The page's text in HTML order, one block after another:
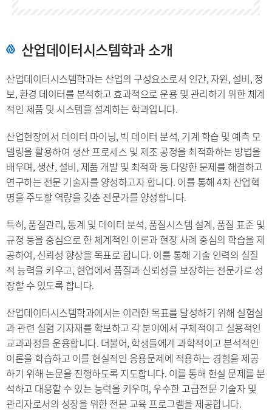
산업데이터시스템학과 소개
산업데이터시스템학과는 산업의 구성요소로서 인간, 자원, 설비, 정
보, 환경 데이터를 분석하고 효과적으로 운용 및 관리하기 위한 체계
적인 제품 및 시스템을 설계하는 학과입니다.
산업현장에서 데이터 마이닝, 빅 데이터 분석, 기계 학습 및 예측 모
델링을 활용하여 생산 프로세스 및 제조 공정을 최적화하는 방법을
배우며, 생산, 설비, 제품 개발 및 최적화 등 다양한 문제를 해결하고
연구하는 전문 기술자를 양성하고자 합니다. 이를 통해 4차 산업혁
명을 주도할 역량을 갖춘 전문가를 양성합니다.
특히, 품질관리, 통계 및 데이터 분석, 품질시스템 설계, 품질 표준 및
규정 등을 중심으로 한 체계적인 이론과 현장 사례 중심의 학습을 제
공하여, 신뢰성 향상을 목표로 합니다. 이를 통해 기술 인력의 실질
적 능력을 키우고, 현업에서 품질과 신뢰성을 보장하는 전문가로 성
장할 수 있도록 합니다.
산업데이터시스템학과에서는 이러한 목표를 달성하기 위해 실험실
과 관련 실험 기자재를 확보하고 각 분야에서 구체적이고 실용적인
교과과정을 운용합니다. 더불어, 학생들에게 과학적이고 분석적인
이론을 학습하고 이를 현실적인 응용문제에 적용하는 경험을 제공
하기 위해 논문을 진행하도록 지도합니다. 이를 통해 현실 문제를 분
석하고 대응할 수 있는 능력을 키우며, 우수한 고급전문 기술자 및
관리자로서의 성장을 위한 전문 교육 프로그램을 제공합니다.